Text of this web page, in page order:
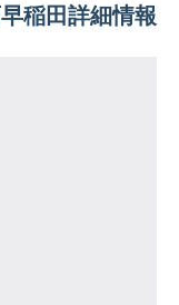
稲田詳細情報